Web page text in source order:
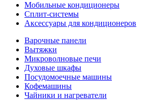
Мобильные кондиционеры
Сплит-системы
Аксессуары для кондиционеров
Варочные панели
Вытяжки
Микроволновые печи
Духовые шкафы
Посудомоечные машины
Кофемашины
Чайники и нагреватели